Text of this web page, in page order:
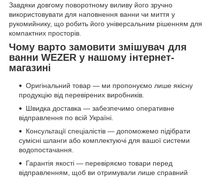
Завдяки довгому поворотному виливу його зручно
використовувати для наповнення ванни чи миття у
рукомийнику, що робить його універсальним рішенням для
компактних просторів.
Чому варто замовити змішувач для
ванни WEZER у нашому інтернет-
магазині
Оригінальний товар — ми пропонуємо лише якісну
продукцію від перевірених виробників.
Швидка доставка — забезпечимо оперативне
відправлення по всій Україні.
Консультації спеціалістів — допоможемо підібрати
сумісні шланги або комплектуючі для вашої системи
водопостачання.
Гарантія якості — перевіряємо товари перед
відправленням, щоб ви отримували лише справний